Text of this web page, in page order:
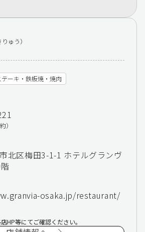
りゅう）
テーキ・鉄板焼・焼肉
）
北区梅田3-1-1 ホテルグランヴ
osaka.jp/restaurant/
HP等にてご確認ください。